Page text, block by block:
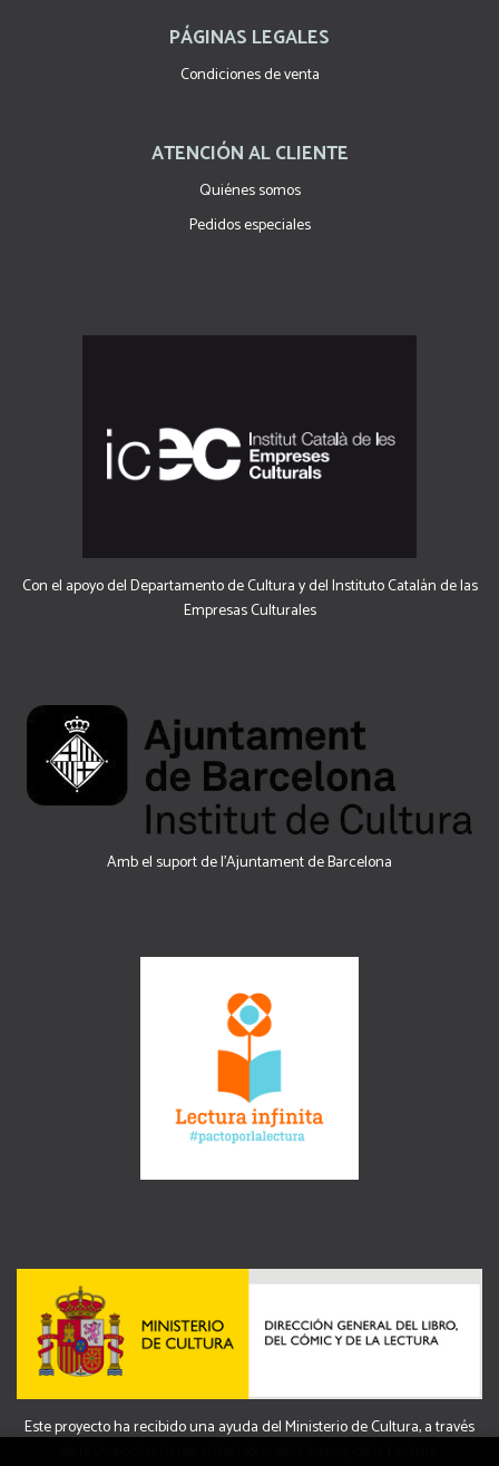
PÁGINAS LEGALES
Condiciones de venta
ATENCIÓN AL CLIENTE
Quiénes somos
Pedidos especiales
Con el apoyo del Departamento de Cultura y del Instituto Catalán de las
Empresas Culturales
Amb el suport de l’Ajuntament de Barcelona
Este proyecto ha recibido una ayuda del Ministerio de Cultura, a través